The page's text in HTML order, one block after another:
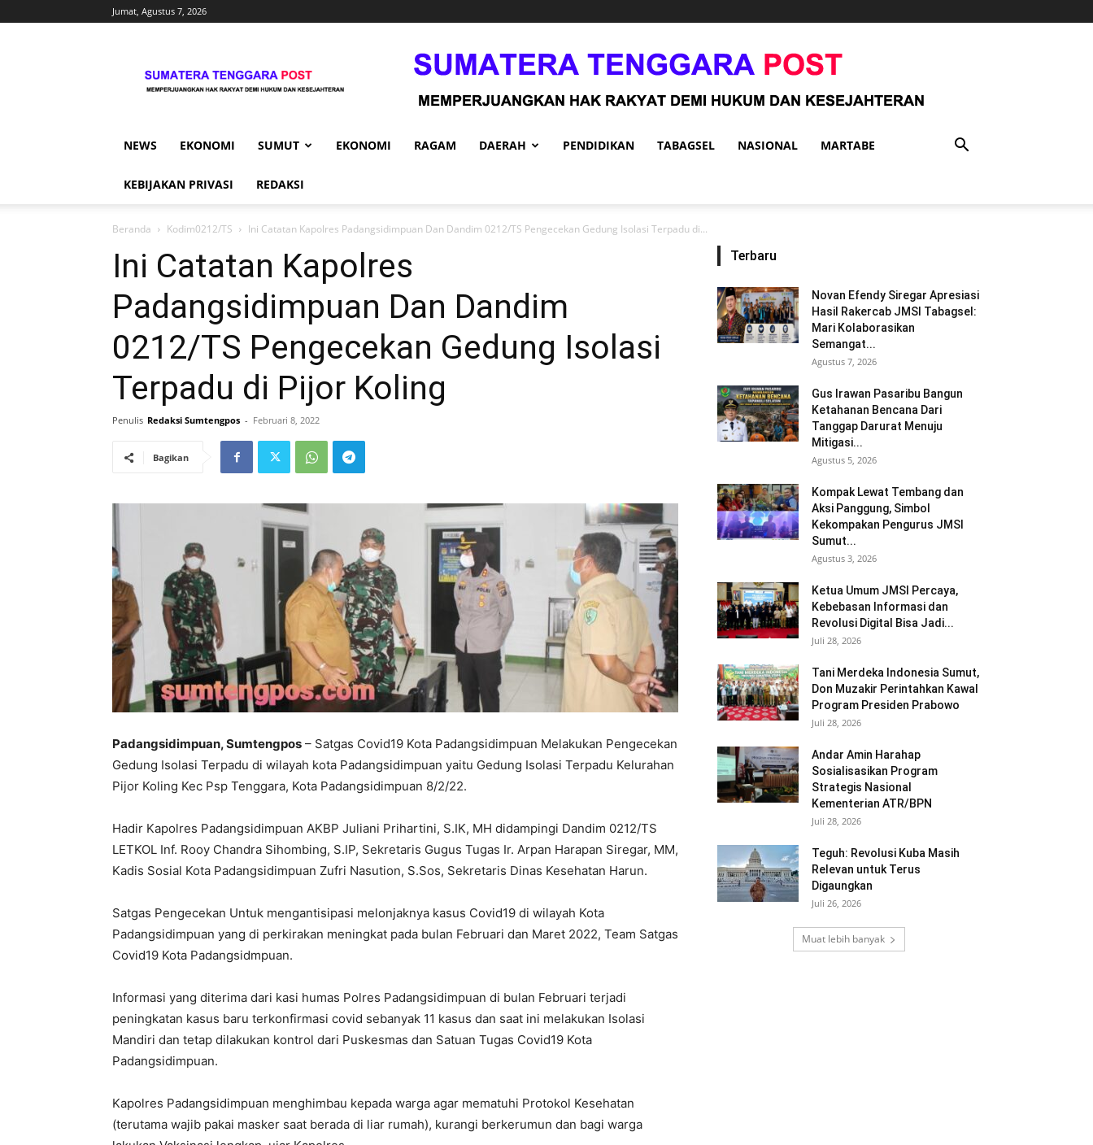
Jumat, Agustus 7, 2026
NEWS EKONOMI SUMUT EKONOMI RAGAM DAERAH PENDIDIKAN TABAGSEL NASIONAL MARTABE
KEBIJAKAN PRIVASI REDAKSI
Beranda Kodim0212/TS Ini Catatan Kapolres Padangsidimpuan Dan Dandim 0212/TS Pengecekan Gedung Isolasi Terpadu di...
Ini Catatan Kapolres
Padangsidimpuan Dan Dandim
0212/TS Pengecekan Gedung Isolasi
Terpadu di Pijor Koling
Penulis Redaksi Sumtengpos - Februari 8, 2022
Bagikan
Padangsidimpuan, Sumtengpos – Satgas Covid19 Kota Padangsidimpuan Melakukan Pengecekan
Gedung Isolasi Terpadu di wilayah kota Padangsidimpuan yaitu Gedung Isolasi Terpadu Kelurahan
Pijor Koling Kec Psp Tenggara, Kota Padangsidimpuan 8/2/22.
Hadir Kapolres Padangsidimpuan AKBP Juliani Prihartini, S.IK, MH didampingi Dandim 0212/TS
LETKOL Inf. Rooy Chandra Sihombing, S.IP, Sekretaris Gugus Tugas Ir. Arpan Harapan Siregar, MM,
Kadis Sosial Kota Padangsidimpuan Zufri Nasution, S.Sos, Sekretaris Dinas Kesehatan Harun.
Satgas Pengecekan Untuk mengantisipasi melonjaknya kasus Covid19 di wilayah Kota
Padangsidimpuan yang di perkirakan meningkat pada bulan Februari dan Maret 2022, Team Satgas
Covid19 Kota Padangsidmpuan.
Informasi yang diterima dari kasi humas Polres Padangsidimpuan di bulan Februari terjadi
peningkatan kasus baru terkonfirmasi covid sebanyak 11 kasus dan saat ini melakukan Isolasi
Mandiri dan tetap dilakukan kontrol dari Puskesmas dan Satuan Tugas Covid19 Kota
Padangsidimpuan.
Kapolres Padangsidimpuan menghimbau kepada warga agar mematuhi Protokol Kesehatan
(terutama wajib pakai masker saat berada di liar rumah), kurangi berkerumun dan bagi warga
Terbaru
Novan Efendy Siregar Apresiasi
Hasil Rakercab JMSI Tabagsel:
Mari Kolaborasikan
Semangat...
Agustus 7, 2026
Gus Irawan Pasaribu Bangun
Ketahanan Bencana Dari
Tanggap Darurat Menuju
Mitigasi...
Agustus 5, 2026
Kompak Lewat Tembang dan
Aksi Panggung, Simbol
Kekompakan Pengurus JMSI
Sumut...
Agustus 3, 2026
Ketua Umum JMSI Percaya,
Kebebasan Informasi dan
Revolusi Digital Bisa Jadi...
Juli 28, 2026
Tani Merdeka Indonesia Sumut,
Don Muzakir Perintahkan Kawal
Program Presiden Prabowo
Juli 28, 2026
Andar Amin Harahap
Sosialisasikan Program
Strategis Nasional
Kementerian ATR/BPN
Juli 28, 2026
Teguh: Revolusi Kuba Masih
Relevan untuk Terus
Digaungkan
Juli 26, 2026
Muat lebih banyak